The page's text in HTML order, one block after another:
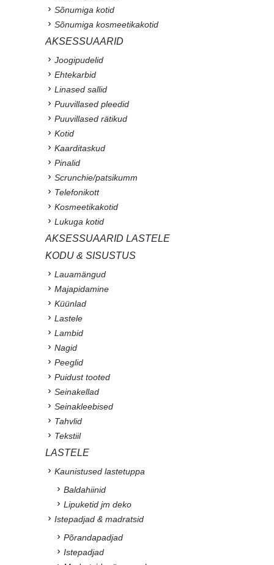
Sõnumiga kotid
Sõnumiga kosmeetikakotid
AKSESSUAARID
Joogipudelid
Ehtekarbid
Linased sallid
Puuvillased pleedid
Puuvillased rätikud
Kotid
Kaarditaskud
Pinalid
Scrunchie/patsikumm
Telefonikott
Kosmeetikakotid
Lukuga kotid
AKSESSUAARID LASTELE
KODU & SISUSTUS
Lauamängud
Majapidamine
Küünlad
Lastele
Lambid
Nagid
Peeglid
Puidust tooted
Seinakellad
Seinakleebised
Tahvlid
Tekstiil
LASTELE
Kaunistused lastetuppa
Baldahiinid
Lipuketid jm deko
Istepadjad & madratsid
Põrandapadjad
Istepadjad